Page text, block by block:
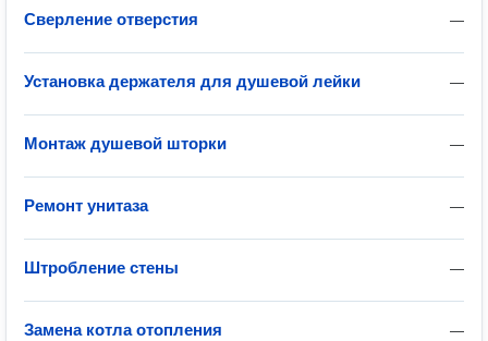
—
Сверление отверстия
—
Установка держателя для душевой лейки
—
Монтаж душевой шторки
—
Ремонт унитаза
—
Штробление стены
—
Замена котла отопления